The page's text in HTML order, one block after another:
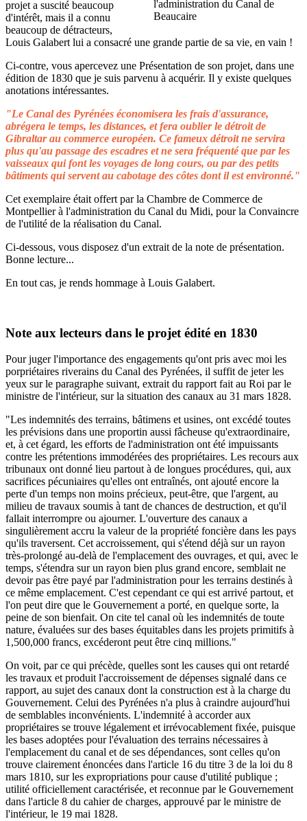
projet a suscité beaucoup
d'intérêt, mais il a connu
beaucoup de détracteurs,
Louis Galabert lui a consacré une grande partie de sa vie, en vain !
Ci-contre, vous apercevez une Présentation de son projet, dans une
édition de 1830 que je suis parvenu à acquérir. Il y existe quelques
anotations intéressantes.
"Le Canal des Pyrénées économisera les frais d'assurance,
abrégera le temps, les distances, et fera oublier le détroit de
Gibraltar au commerce européen. Ce fameux détroit ne servira
plus qu'au passage des escadres et ne sera fréquenté que par les
vaisseaux qui font les voyages de long cours, ou par des petits
bâtiments qui servent au cabotage des côtes dont il est environné."
Cet exemplaire était offert par la Chambre de Commerce de
Montpellier à l'administration du Canal du Midi, pour la Convaincre
de l'utilité de la réalisation du Canal.
Ci-dessous, vous disposez d'un extrait de la note de présentation.
Bonne lecture...
En tout cas, je rends hommage à Louis Galabert.
Note aux lecteurs dans le projet édité en 1830
Pour juger l'importance des engagements qu'ont pris avec moi les
porpriétaires riverains du Canal des Pyrénées, il suffit de jeter les
yeux sur le paragraphe suivant, extrait du rapport fait au Roi par le
ministre de l'intérieur, sur la situation des canaux au 31 mars 1828.
"Les indemnités des terrains, bâtimens et usines, ont excédé toutes
les prévisions dans une proportin aussi fâcheuse qu'extraordinaire,
et, à cet égard, les efforts de l'administration ont été impuissants
contre les prétentions immodérées des propriétaires. Les recours aux
tribunaux ont donné lieu partout à de longues procédures, qui, aux
sacrifices pécuniaires qu'elles ont entraînés, ont ajouté encore la
perte d'un temps non moins précieux, peut-être, que l'argent, au
milieu de travaux soumis à tant de chances de destruction, et qu'il
fallait interrompre ou ajourner. L'ouverture des canaux a
singulièrement accru la valeur de la propriété foncière dans les pays
qu'ils traversent. Cet accroissement, qui s'étend déjà sur un rayon
très-prolongé au-delà de l'emplacement des ouvrages, et qui, avec le
temps, s'étendra sur un rayon bien plus grand encore, semblait ne
devoir pas être payé par l'administration pour les terrains destinés à
ce même emplacement. C'est cependant ce qui est arrivé partout, et
l'on peut dire que le Gouvernement a porté, en quelque sorte, la
peine de son bienfait. On cite tel canal où les indemnités de toute
nature, évaluées sur des bases équitables dans les projets primitifs à
1,500,000 francs, excéderont peut être cinq millions."
On voit, par ce qui précède, quelles sont les causes qui ont retardé
les travaux et produit l'accroissement de dépenses signalé dans ce
rapport, au sujet des canaux dont la construction est à la charge du
Gouvernement. Celui des Pyrénées n'a plus à craindre aujourd'hui
de semblables inconvénients. L'indemnité à accorder aux
propriétaires se trouve légalement et irrévocablement fixée, puisque
les bases adoptées pour l'évaluation des terrains nécessaires à
l'emplacement du canal et de ses dépendances, sont celles qu'on
trouve clairement énoncées dans l'article 16 du titre 3 de la loi du 8
mars 1810, sur les expropriations pour cause d'utilité publique ;
utilité officiellement caractérisée, et reconnue par le Gouvernement
dans l'article 8 du cahier de charges, approuvé par le ministre de
l'intérieur, le 19 mai 1828.